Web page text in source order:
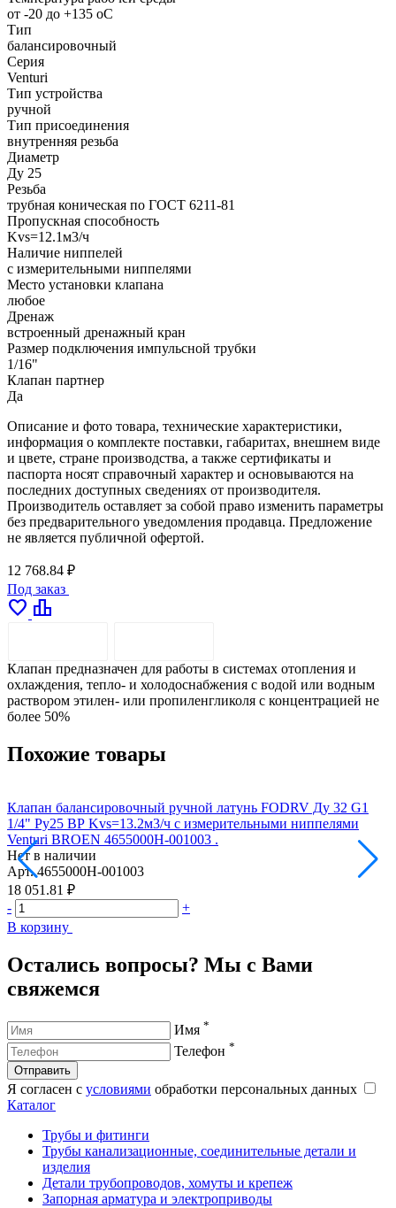
от -20 до +135 oC
Тип
балансировочный
Серия
Venturi
Тип устройства
ручной
Тип присоединения
внутренняя резьба
Диаметр
Ду 25
Резьба
трубная коническая по ГОСТ 6211-81
Пропускная способность
Kvs=12.1м3/ч
Наличие ниппелей
с измерительными ниппелями
Место установки клапана
любое
Дренаж
встроенный дренажный кран
Размер подключения импульсной трубки
1/16"
Клапан партнер
Да
Описание и фото товара, технические характеристики,
информация о комплекте поставки, габаритах, внешнем виде
и цвете, стране производства, а также сертификаты и
паспорта носят справочный характер и основываются на
последних доступных сведениях от производителя.
Производитель оставляет за собой право изменить параметры
без предварительного уведомления продавца. Предложение
не является публичной офертой.
12 768.84 ₽
Под заказ
favorite leaderboard
Клапан предназначен для работы в системах отопления и
охлаждения, тепло- и холодоснабжения с водой или водным
раствором этилен- или пропиленгликоля с концентрацией не
более 50%
Похожие товары
Клапан балансировочный ручной латунь FODRV Ду 32 G1
1/4" Ру25 ВР Kvs=13.2м3/ч с измерительными ниппелями
Venturi BROEN 4655000H-001003 .
Нет в наличии
Арт. 4655000H-001003
18 051.81 ₽
-
+
В корзину
Остались вопросы? Мы с Вами
свяжемся
Имя *
Телефон *
Отправить
Я согласен с условиями обработки персональных данных
Каталог
Трубы и фитинги
Трубы канализационные, соединительные детали и
изделия
Детали трубопроводов, хомуты и крепеж
Запорная арматура и электроприводы